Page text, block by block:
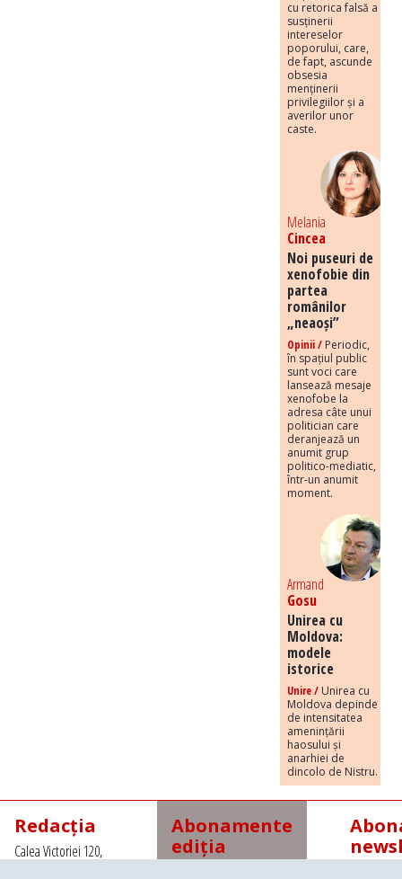
cu retorica falsă a
susținerii
intereselor
poporului, care,
de fapt, ascunde
obsesia
menținerii
privilegiilor și a
averilor unor
caste.
Melania
Cincea
Noi puseuri de
xenofobie din
partea
românilor
„neaoși”
Opinii / Periodic,
în spațiul public
sunt voci care
lansează mesaje
xenofobe la
adresa câte unui
politician care
deranjează un
anumit grup
politico-mediatic,
într-un anumit
moment.
Armand
Gosu
Unirea cu
Moldova:
modele
istorice
Unire / Unirea cu
Moldova depinde
de intensitatea
amenințării
haosului și
anarhiei de
dincolo de Nistru.
Redacția
Calea Victoriei 120,
Abonamente
ediția
tipărită